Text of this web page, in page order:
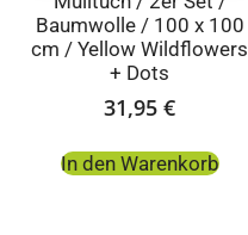
Baumwolle / 100 x 100
cm / Yellow Wildflowers
+ Dots
31,95 €
In den Warenkorb